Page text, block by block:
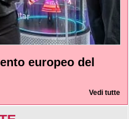
europeo del
Vedi tutte